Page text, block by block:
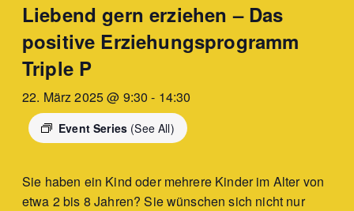
Liebend gern erziehen – Das
positive Erziehungsprogramm
Triple P
22. März 2025 @ 9:30 - 14:30
Event Series (See All)
Sie haben ein Kind oder mehrere Kinder im Alter von
etwa 2 bis 8 Jahren? Sie wünschen sich nicht nur